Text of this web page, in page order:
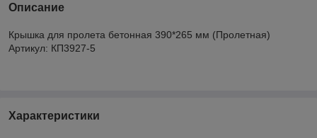
Описание
Крышка для пролета бетонная 390*265 мм (Пролетная)
Артикул: КП3927-5
Характеристики